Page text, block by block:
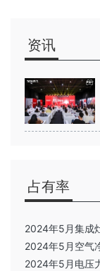
资讯
占有率
2024年5月集成
2024年5月空气
2024年5月电压